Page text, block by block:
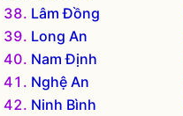
Lâm Đồng
Long An
Nam Định
Nghệ An
Ninh Bình